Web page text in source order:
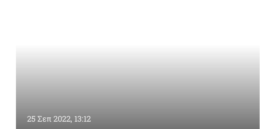
25 Σεπ 2022, 13:12